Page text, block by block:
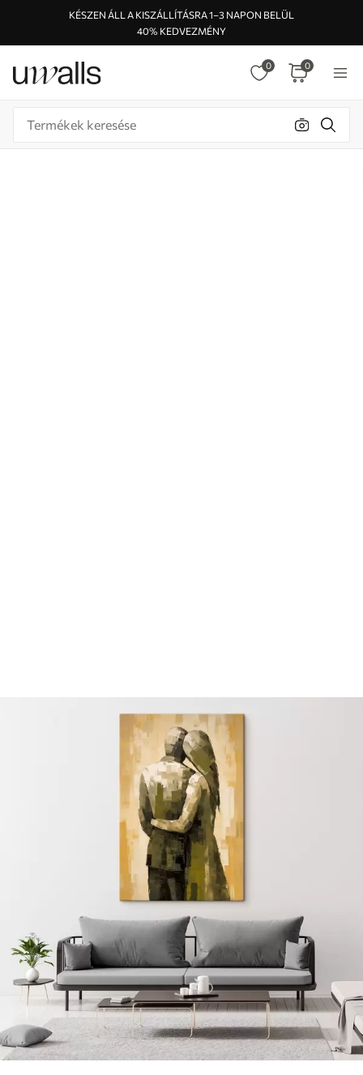
KÉSZEN ÁLL A KISZÁLLÍTÁSRA 1–3 NAPON BELÜL
40% KEDVEZMÉNY
0 0